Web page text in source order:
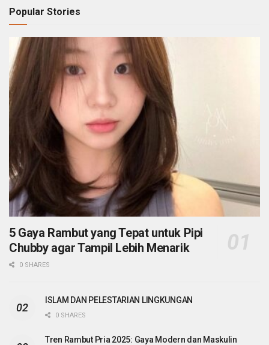
Popular Stories
5 Gaya Rambut yang Tepat untuk Pipi
Chubby agar Tampil Lebih Menarik
0 SHARES
ISLAM DAN PELESTARIAN LINGKUNGAN
0 SHARES
Tren Rambut Pria 2025: Gaya Modern dan Maskulin